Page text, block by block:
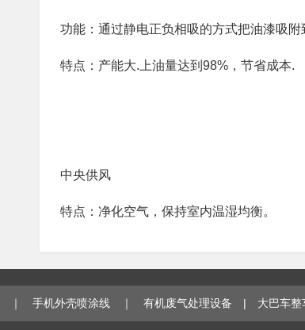
功能：通过静电正负相吸的方式把油漆吸附
特点：产能大.上油量达到98%，节省成本.
中央供风
特点：净化空气，保持室内温湿均衡。
｜ 手机外壳喷涂线 ｜ 有机废气处理设备 | 大巴车